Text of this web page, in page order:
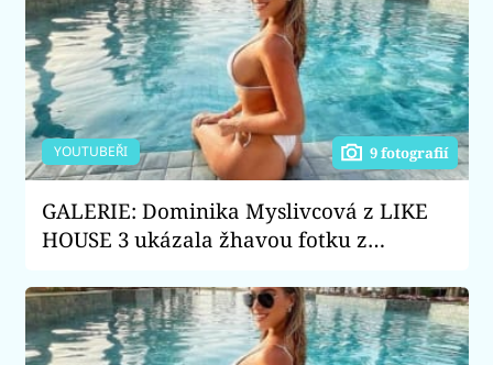
YOUTUBEŘI 9 fotografií
GALERIE: Dominika Myslivcová z LIKE
HOUSE 3 ukázala žhavou fotku z